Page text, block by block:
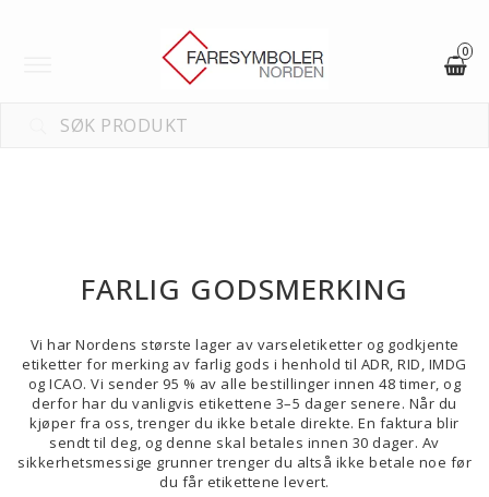
0
FARLIG GODSMERKING
Vi har Nordens største lager av varseletiketter og godkjente
etiketter for merking av farlig gods i henhold til ADR, RID, IMDG
og ICAO. Vi sender 95 % av alle bestillinger innen 48 timer, og
derfor har du vanligvis etikettene 3–5 dager senere. Når du
kjøper fra oss, trenger du ikke betale direkte. En faktura blir
sendt til deg, og denne skal betales innen 30 dager. Av
sikkerhetsmessige grunner trenger du altså ikke betale noe før
du får etikettene levert.